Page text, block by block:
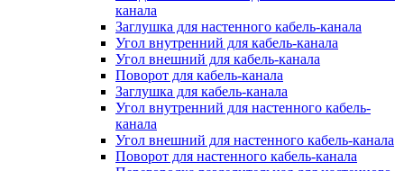
канала
Заглушка для настенного кабель-канала
Угол внутренний для кабель-канала
Угол внешний для кабель-канала
Поворот для кабель-канала
Заглушка для кабель-канала
Угол внутренний для настенного кабель-
канала
Угол внешний для настенного кабель-канала
Поворот для настенного кабель-канала